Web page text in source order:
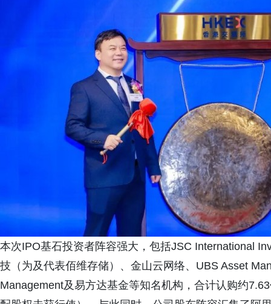
本次IPO基石投资者阵容强大，包括JSC International
技（为及代表佰维存储）、金山云网络、UBS Asset
Management及易方达基金等知名机构，合计认购约